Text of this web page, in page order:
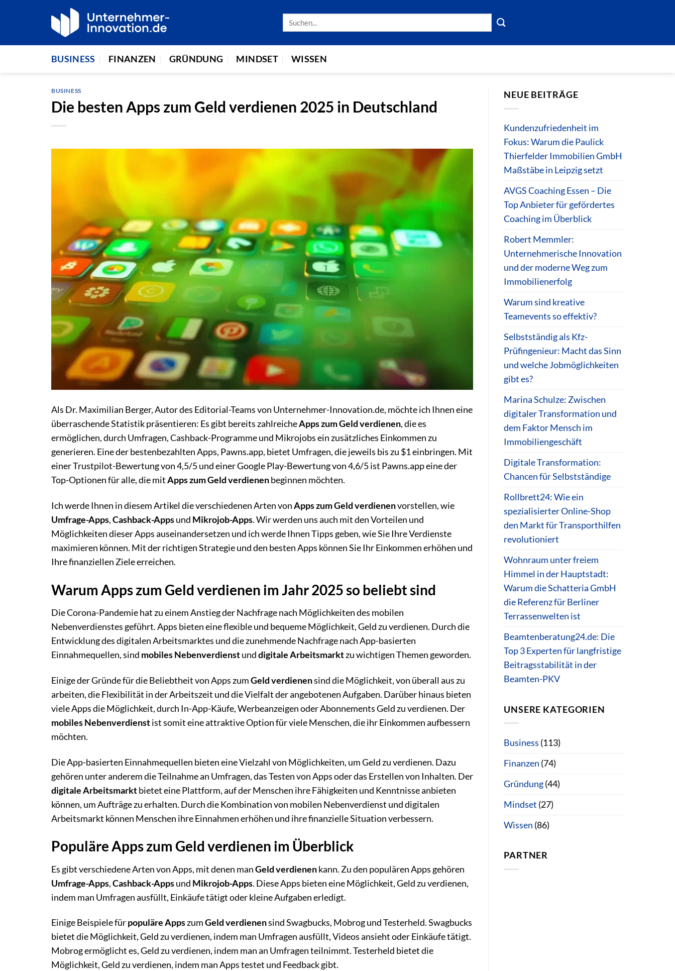
BUSINESS FINANZEN GRÜNDUNG MINDSET WISSEN
BUSINESS
Die besten Apps zum Geld verdienen 2025 in Deutschland
Als Dr. Maximilian Berger, Autor des Editorial-Teams von Unternehmer-Innovation.de, möchte ich Ihnen eine
überraschende Statistik präsentieren: Es gibt bereits zahlreicheApps zum Geld verdienen, die es
ermöglichen, durch Umfragen, Cashback-Programme und Mikrojobs ein zusätzliches Einkommen zu
generieren. Eine der bestenbezahlten Apps, Pawns.app, bietet Umfragen, die jeweils bis zu $1 einbringen. Mit
einer Trustpilot-Bewertung von 4,5/5 und einer Google Play-Bewertung von 4,6/5 ist Pawns.app eine der
Top-Optionen für alle, die mitApps zum Geld verdienenbeginnen möchten.
Ich werde Ihnen in diesem Artikel die verschiedenen Arten vonApps zum Geld verdienenvorstellen, wie
Umfrage-Apps,Cashback-Appsund Mikrojob-Apps. Wir werden uns auch mit den Vorteilen und
Möglichkeiten dieser Apps auseinandersetzen und ich werde Ihnen Tipps geben, wie Sie Ihre Verdienste
maximieren können. Mit der richtigen Strategie und den besten Apps können Sie Ihr Einkommen erhöhen und
Ihre finanziellen Ziele erreichen.
Warum Apps zum Geld verdienen im Jahr 2025 so beliebt sind
Die Corona-Pandemie hat zu einem Anstieg der Nachfrage nach Möglichkeiten des mobilen
Nebenverdienstes geführt. Apps bieten eine flexible und bequeme Möglichkeit, Geld zu verdienen. Durch die
Entwicklung des digitalen Arbeitsmarktes und die zunehmende Nachfrage nach App-basierten
Einnahmequellen, sind mobiles Nebenverdienstunddigitale Arbeitsmarktzu wichtigen Themen geworden.
Einige der Gründe für die Beliebtheit von Apps zumGeld verdienensind die Möglichkeit, von überall aus zu
arbeiten, die Flexibilität in der Arbeitszeit und die Vielfalt der angebotenen Aufgaben. Darüber hinaus bieten
viele Apps die Möglichkeit, durch In-App-Käufe, Werbeanzeigen oder Abonnements Geld zu verdienen. Der
mobiles Nebenverdienstist somit eine attraktive Option für viele Menschen, die ihr Einkommen aufbessern
möchten.
Die App-basierten Einnahmequellen bieten eine Vielzahl von Möglichkeiten, um Geld zu verdienen. Dazu
gehören unter anderem die Teilnahme an Umfragen, das Testen von Apps oder das Erstellen von Inhalten. Der
digitale Arbeitsmarktbietet eine Plattform, auf der Menschen ihre Fähigkeiten und Kenntnisse anbieten
können, um Aufträge zu erhalten. Durch die Kombination von mobilen Nebenverdienst und digitalen
Arbeitsmarkt können Menschen ihre Einnahmen erhöhen und ihre finanzielle Situation verbessern.
Populäre Apps zum Geld verdienen im Überblick
Es gibt verschiedene Arten von Apps, mit denen manGeld verdienenkann. Zu den populären Apps gehören
Umfrage-Apps,Cashback-Appsund Mikrojob-Apps. Diese Apps bieten eine Möglichkeit, Geld zu verdienen,
indem man Umfragen ausfüllt, Einkäufe tätigt oder kleine Aufgaben erledigt.
Einige Beispiele fürpopuläre AppszumGeld verdienensind Swagbucks, Mobrog und Testerheld. Swagbucks
bietet die Möglichkeit, Geld zu verdienen, indem man Umfragen ausfüllt, Videos ansieht oder Einkäufe tätigt.
Mobrog ermöglicht es, Geld zu verdienen, indem man an Umfragen teilnimmt. Testerheld bietet die
Möglichkeit, Geld zu verdienen, indem man Apps testet und Feedback gibt.
NEUE BEITRÄGE
Kundenzufriedenheit im
Fokus: Warum die Paulick
Thierfelder Immobilien GmbH
Maßstäbe in Leipzig setzt
AVGS Coaching Essen – Die
Top Anbieter für gefördertes
Coaching im Überblick
Robert Memmler:
Unternehmerische Innovation
und der moderne Weg zum
Immobilienerfolg
Warum sind kreative
Teamevents so effektiv?
Selbstständig als Kfz-
Prüfingenieur: Macht das Sinn
und welche Jobmöglichkeiten
gibt es?
Marina Schulze: Zwischen
digitaler Transformation und
dem Faktor Mensch im
Immobiliengeschäft
Digitale Transformation:
Chancen für Selbstständige
Rollbrett24: Wie ein
spezialisierter Online-Shop
den Markt für Transporthilfen
revolutioniert
Wohnraum unter freiem
Himmel in der Hauptstadt:
Warum die Schatteria GmbH
die Referenz für Berliner
Terrassenwelten ist
Beamtenberatung24.de: Die
Top 3 Experten für langfristige
Beitragsstabilität in der
Beamten-PKV
UNSERE KATEGORIEN
Business (113)
Finanzen (74)
Gründung(44)
Mindset (27)
Wissen (86)
PARTNER